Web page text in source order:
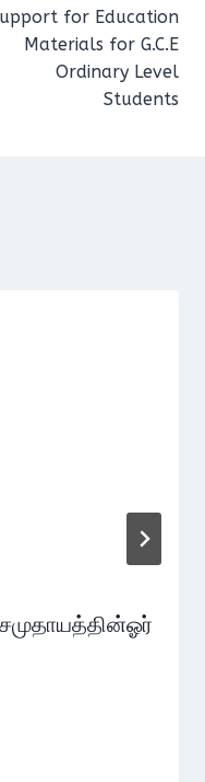
for Education
Materials for G.C.E
Ordinary Level
Students